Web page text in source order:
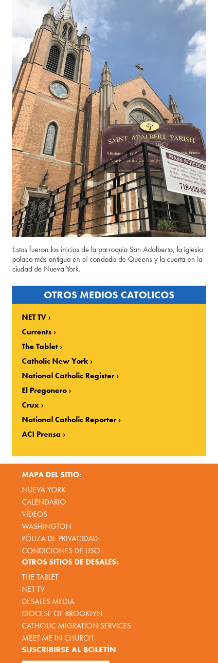
Estos fueron los inicios de la parroquia San Adalberto, la iglesia
polaca más antigua en el condado de Queens y la cuarta en la
ciudad de Nueva York.
OTROS MEDIOS CATOLICOS
NET TV
Currents
The Tablet
Catholic New York
National Catholic Register
El Pregonero
Crux
National Catholic Reporter
ACI Prensa
MAPA DEL SITIO:
NUEVA YORK
CALENDARIO
VÍDEOS
WASHINGTON
PÓLIZA DE PRIVACIDAD
CONDICIONES DE USO
OTROS SITIOS DE DESALES:
THE TABLET
NET TV
DESALES MEDIA
DIOCESE OF BROOKLYN
CATHOLIC MIGRATION SERVICES
MEET ME IN CHURCH
SUSCRIBIRSE AL BOLETÍN